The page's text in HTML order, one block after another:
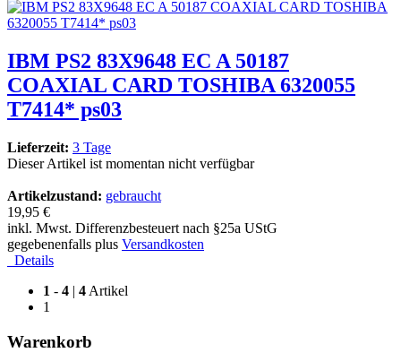
IBM PS2 83X9648 EC A 50187
COAXIAL CARD TOSHIBA 6320055
T7414* ps03
Lieferzeit: 3 Tage
Dieser Artikel ist momentan nicht verfügbar
Artikelzustand: gebraucht
19,95 €
inkl. Mwst. Differenzbesteuert nach §25a UStG
gegebenenfalls plus Versandkosten
Details
1 - 4 | 4 Artikel
1
Warenkorb